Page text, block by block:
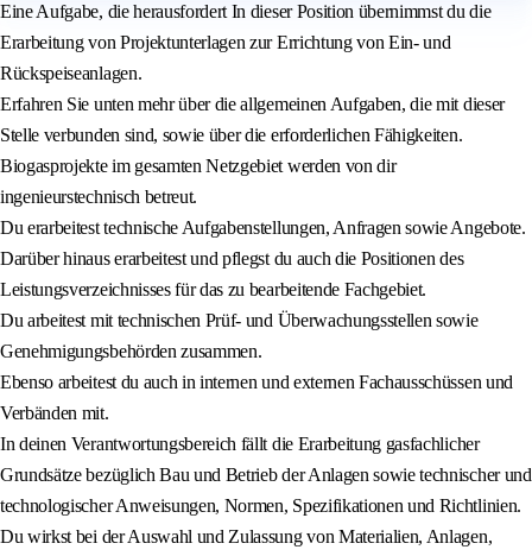
Eine Aufgabe, die herausfordert In dieser Position übernimmst du die
Erarbeitung von Projektunterlagen zur Errichtung von Ein- und
Rückspeiseanlagen.
Erfahren Sie unten mehr über die allgemeinen Aufgaben, die mit dieser
Stelle verbunden sind, sowie über die erforderlichen Fähigkeiten.
Biogasprojekte im gesamten Netzgebiet werden von dir
ingenieurstechnisch betreut.
Du erarbeitest technische Aufgabenstellungen, Anfragen sowie Angebote.
Darüber hinaus erarbeitest und pflegst du auch die Positionen des
Leistungsverzeichnisses für das zu bearbeitende Fachgebiet.
Du arbeitest mit technischen Prüf- und Überwachungsstellen sowie
Genehmigungsbehörden zusammen.
Ebenso arbeitest du auch in internen und externen Fachausschüssen und
Verbänden mit.
In deinen Verantwortungsbereich fällt die Erarbeitung gasfachlicher
Grundsätze bezüglich Bau und Betrieb der Anlagen sowie technischer und
technologischer Anweisungen, Normen, Spezifikationen und Richtlinien.
Du wirkst bei der Auswahl und Zulassung von Materialien, Anlagen,